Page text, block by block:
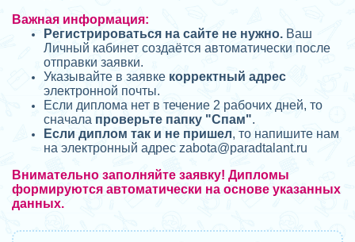
Важная информация:
Регистрироваться на сайте не нужно. Ваш
Личный кабинет создаётся автоматически после
отправки заявки.
Указывайте в заявке корректный адрес
электронной почты.
Если диплома нет в течение 2 рабочих дней, то
сначала проверьте папку "Спам".
Если диплом так и не пришел, то напишите нам
на электронный адрес zabota@paradtalant.ru
Внимательно заполняйте заявку! Дипломы
формируются автоматически на основе указанных
данных.